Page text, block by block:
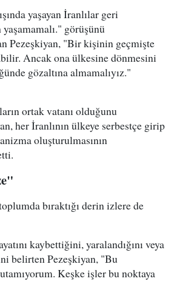
yaşayan İranlılar geri
görüşünü
Pezeşkiyan, "Bir kişinin geçmişte
Ancak ona ülkesine dönmesini
gözaltına almamalıyız."
ortak vatanı olduğunu
her İranlının ülkeye serbestçe girip
oluşturulmasının
bıraktığı derin izlere de
kaybettiğini, yaralandığını veya
belirten Pezeşkiyan, "Bu
Keşke işler bu noktaya